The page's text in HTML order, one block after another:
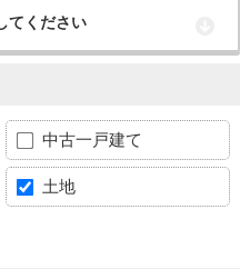
てください
中古一戸建て
土地